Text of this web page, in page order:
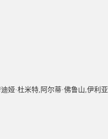
杜米特,阿尔蒂·佛鲁山,伊利亚·